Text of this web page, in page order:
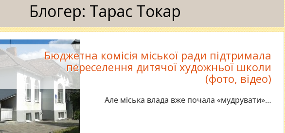
Блогер: Тарас Токар
Бюджетна комісія міської ради підтримала
переселення дитячої художньої школи
(фото, відео)
Але міська влада вже почала «мудрувати»…